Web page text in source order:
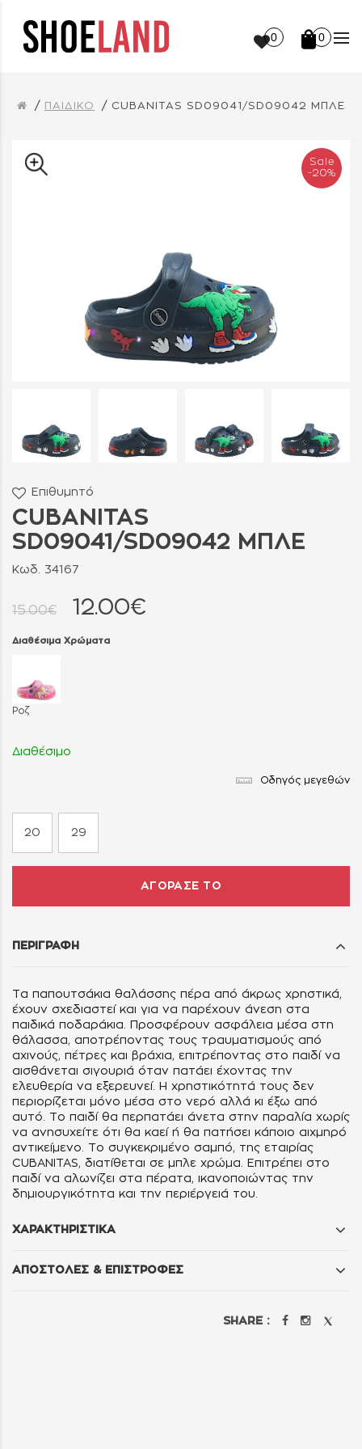
0 0
ΠΑΙΔΙΚΟ CUBANITAS SD09041/SD09042 ΜΠΛΕ
Sale
-20%
Επιθυμητό
CUBANITAS
SD09041/SD09042 ΜΠΛΕ
Κωδ. 34167
15.00€ 12.00€
Διαθέσιμα Χρώματα
Ροζ
Διαθέσιμο
Οδηγός μεγεθών
20 29
ΑΓΟΡΑΣΕ ΤΟ
ΠΕΡΙΓΡΑΦΗ
Tα παπουτσάκια θαλάσσης πέρα από άκρως χρηστικά,
έχουν σχεδιαστεί και για να παρέχουν άνεση στα
παιδικά ποδαράκια. Προσφέρουν ασφάλεια μέσα στη
θάλασσα, αποτρέποντας τους τραυματισμούς από
αχινούς, πέτρες και βράχια, επιτρέποντας στο παιδί να
αισθάνεται σιγουριά όταν πατάει έχοντας την
ελευθερία να εξερευνεί. Η χρηστικότητά τους δεν
περιορίζεται μόνο μέσα στο νερό αλλά κι έξω από
αυτό. Το παιδί θα περπατάει άνετα στην παραλία χωρίς
να ανησυχείτε ότι θα καεί ή θα πατήσει κάποιο αιχμηρό
αντικείμενο. Το συγκεκριμένο σαμπό, της εταιρίας
CUBANITAS, διατίθεται σε μπλε χρώμα. Επιτρέπει στο
παιδί να αλωνίζει στα πέρατα, ικανοποιώντας την
δημιουργικότητα και την περιέργειά του.
ΧΑΡΑΚΤΗΡΙΣΤΙΚΑ
ΑΠΟΣΤΟΛΕΣ & ΕΠΙΣΤΡΟΦΕΣ
SHARE :